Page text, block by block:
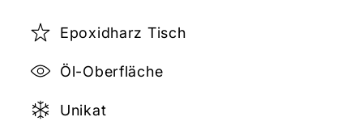
Epoxidharz Tisch
Öl-Oberfläche
Unikat